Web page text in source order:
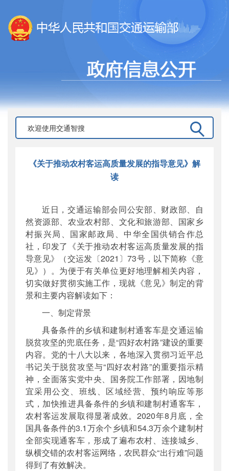
《关于推动农村客运高质量发展的指导意见》解
读
近日，交通运输部会同公安部、财政部、自
然资源部、农业农村部、文化和旅游部、国家乡
村振兴局、国家邮政局、中华全国供销合作总
社，印发了《关于推动农村客运高质量发展的指
导意见》（交运发〔2021〕73号，以下简称《意
见》）。为便于有关单位更好地理解相关内容，
切实做好贯彻实施工作，现就《意见》制定的背
景和主要内容解读如下：
一、制定背景
具备条件的乡镇和建制村通客车是交通运输
脱贫攻坚的兜底任务，是“四好农村路”建设的重要
内容。党的十八大以来，各地深入贯彻习近平总
书记关于脱贫攻坚与“四好农村路”的重要指示精
神，全面落实党中央、国务院工作部署，因地制
宜采用公交、班线、区域经营、预约响应等形
式，加快推进具备条件的乡镇和建制村通客车，
农村客运发展取得显著成效。2020年8月底，全
国具备条件的3.1万余个乡镇和54.3万余个建制村
全部实现通客车，形成了遍布农村、连接城乡、
纵横交错的农村客运网络，农民群众“出行难”问题
得到了有效解决。